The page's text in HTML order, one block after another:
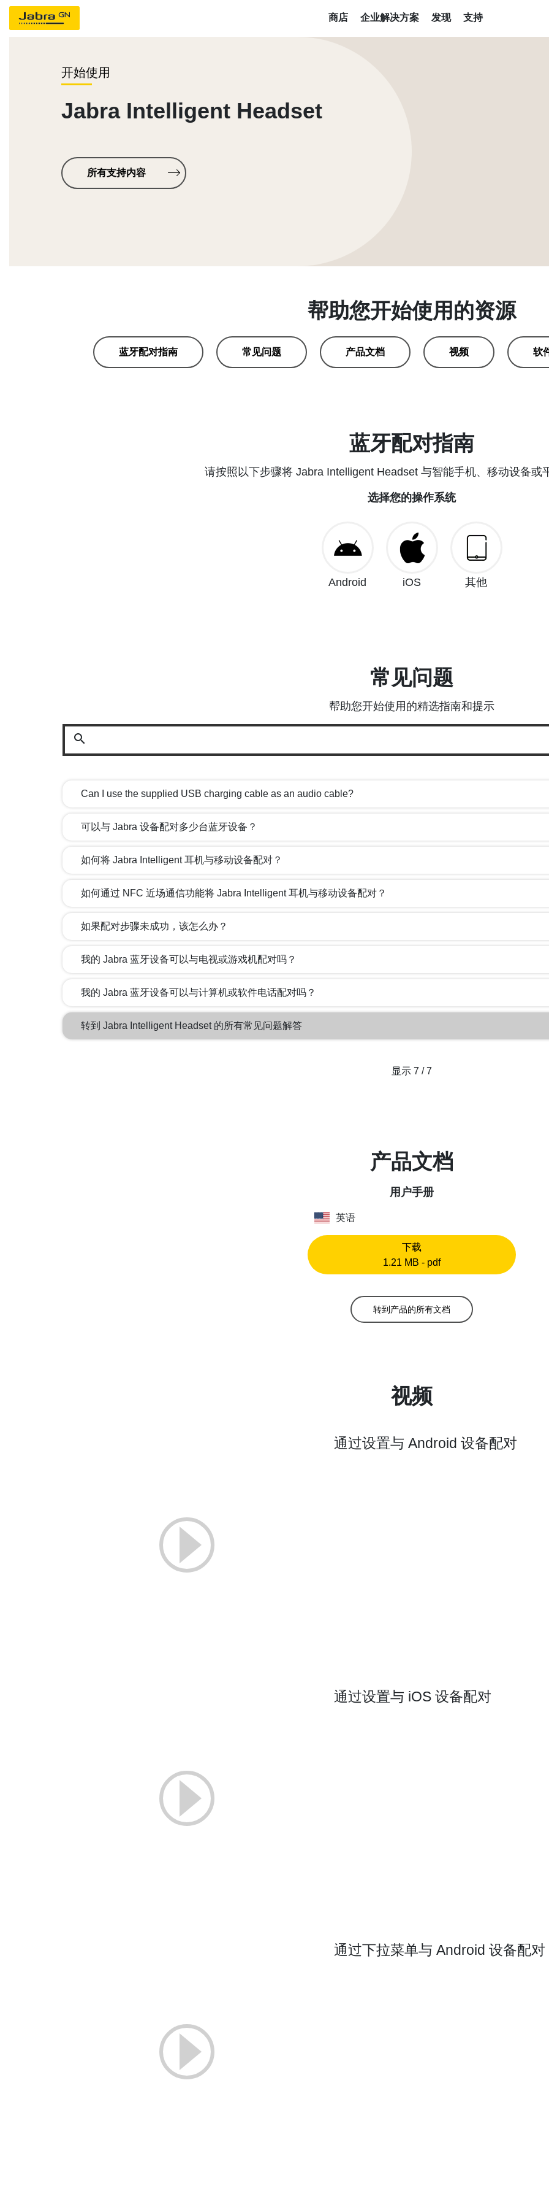
商店 企业解决方案 发现 支持
开始使用
Jabra Intelligent Headset
所有支持内容
帮助您开始使用的资源
蓝牙配对指南 常见问题 产品文档 视频 软
蓝牙配对指南
请按照以下步骤将 Jabra Intelligent Headset 与智能手机、移动设备或
选择您的操作系统
Android iOS 其他
常见问题
帮助您开始使用的精选指南和提示
search
Can I use the supplied USB charging cable as an audio cable?
可以与 Jabra 设备配对多少台蓝牙设备？
如何将 Jabra Intelligent 耳机与移动设备配对？
如何通过 NFC 近场通信功能将 Jabra Intelligent 耳机与移动设备配对？
如果配对步骤未成功，该怎么办？
我的 Jabra 蓝牙设备可以与电视或游戏机配对吗？
我的 Jabra 蓝牙设备可以与计算机或软件电话配对吗？
转到 Jabra Intelligent Headset 的所有常见问题解答
显示 7 / 7
产品文档
用户手册
英语
下载
1.21 MB - pdf
转到产品的所有文档
视频
通过设置与 Android 设备配对
通过设置与 iOS 设备配对
通过下拉菜单与 Android 设备配对